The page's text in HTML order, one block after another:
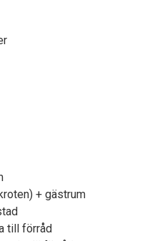
+ gästrum
till förråd